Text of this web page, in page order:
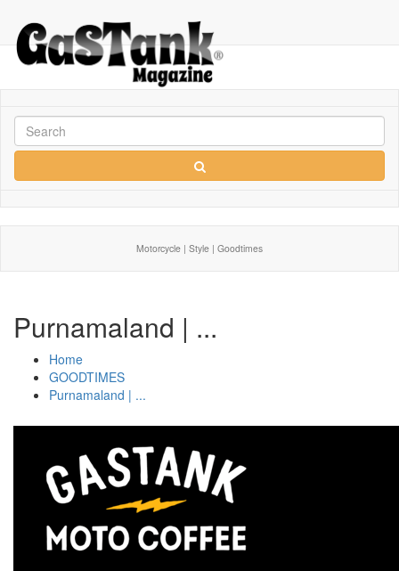
Motorcycle | Style | Goodtimes
Purnamaland | ...
Home
GOODTIMES
Purnamaland | ...